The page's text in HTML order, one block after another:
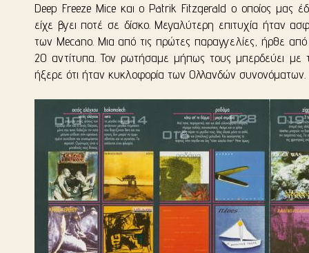
Deep Freeze Mice και ο Patrik Fitzgerald ο οποίος μας
είχε βγει ποτέ σε δίσκο. Μεγαλύτερη επιτυχία ήταν
των Mecano. Μια από τις πρώτες παραγγελίες, ήρθε
20 αντίτυπα. Τον ρωτήσαμε μήπως τους μπερδεύει με
ήξερε ότι ήταν κυκλοφορία των Ολλανδών συνονόματων.